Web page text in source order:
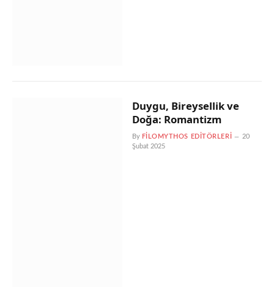
Duygu, Bireysellik ve
Doğa: Romantizm
By FILOMYTHOS EDITÖRLERI
20
Şubat 2025